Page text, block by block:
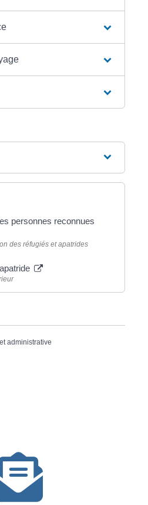
personnes reconnues
des réfugiés et apatrides
administrative